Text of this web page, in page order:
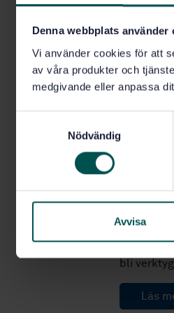
Denna webbplats använder
Vi använder cookies för att
av våra produkter och
medgivande eller anpassa
s
Nödvändig
Avvisa
SIS
Lär dig
bli
Läs